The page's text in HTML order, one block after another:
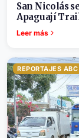
San Nicolás
Apaguají
Leer más
REPORTAJES ABC